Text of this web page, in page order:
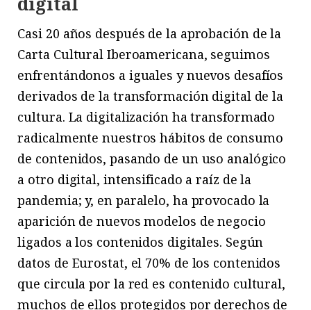
Casi 20 años después de la aprobación de la
Carta Cultural Iberoamericana, seguimos
enfrentándonos a iguales y nuevos desafíos
derivados de la transformación digital de la
cultura. La digitalización ha transformado
radicalmente nuestros hábitos de consumo
de contenidos, pasando de un uso analógico
a otro digital, intensificado a raíz de la
pandemia; y, en paralelo, ha provocado la
aparición de nuevos modelos de negocio
ligados a los contenidos digitales. Según
datos de Eurostat, el 70% de los contenidos
que circula por la red es contenido cultural,
muchos de ellos protegidos por derechos de